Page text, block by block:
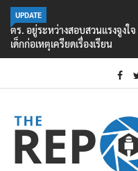
UPDATE
ตร. อยู่ระหว่างสอบสวนแรงจูงใ
เด็กก่อเหตุเครียดเรื่องเรียน